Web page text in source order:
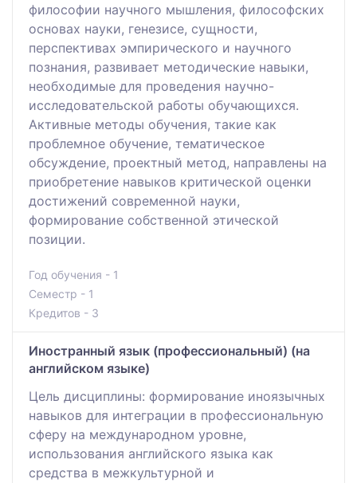
философии научного мышления, философских
основах науки, генезисе, сущности,
перспективах эмпирического и научного
познания, развивает методические навыки,
необходимые для проведения научно-
исследовательской работы обучающихся.
Активные методы обучения, такие как
проблемное обучение, тематическое
обсуждение, проектный метод, направлены на
приобретение навыков критической оценки
достижений современной науки,
формирование собственной этической
позиции.
Год обучения - 1
Семестр - 1
Кредитов - 3
Иностранный язык (профессиональный) (на
английском языке)
Цель дисциплины: формирование иноязычных
навыков для интеграции в профессиональную
сферу на международном уровне,
использования английского языка как
средства в межкультурной и